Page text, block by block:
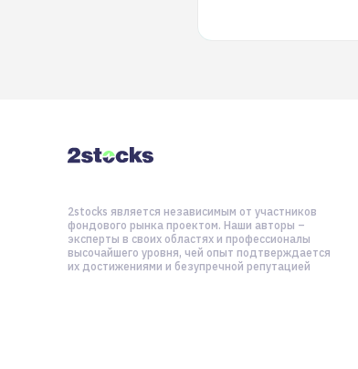
2stocks является независимым от участников
фондового рынка проектом. Наши авторы –
эксперты в своих областях и профессионалы
высочайшего уровня, чей опыт подтверждается
их достижениями и безупречной репутацией